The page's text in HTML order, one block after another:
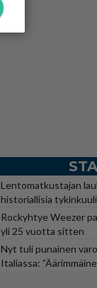
Lentomatkustajan
historiallisia
Rockyhtye Weezer
yli 25 vuotta sitten
Nyt tuli punainen
Italiassa: